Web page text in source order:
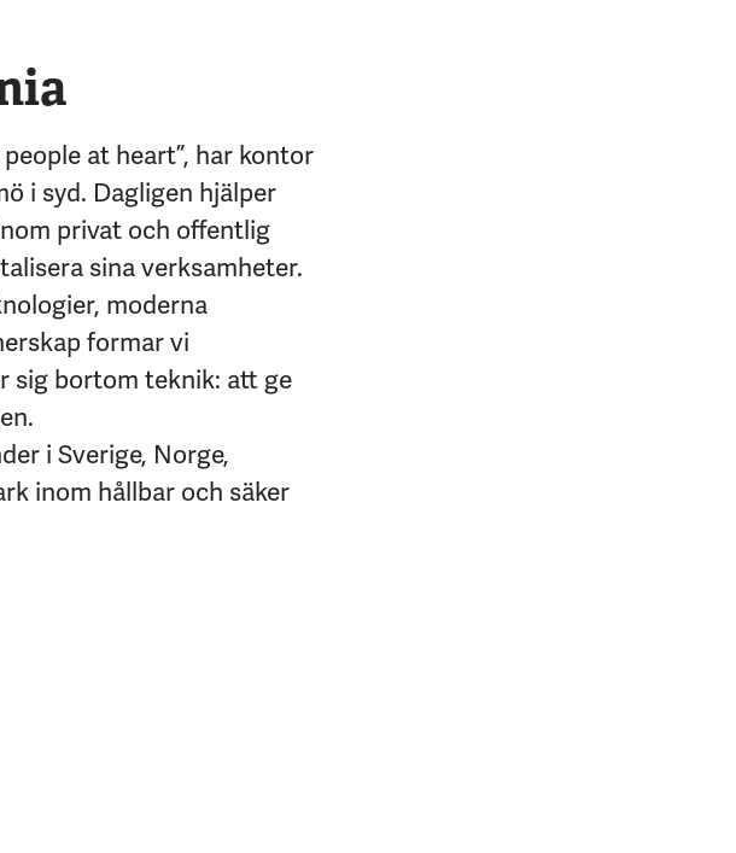
at heart”, har kontor
i syd. Dagligen hjälper
privat och offentlig
sina verksamheter.
moderna
formar vi
sig bortom teknik: att ge
i Sverige, Norge,
inom hållbar och säker